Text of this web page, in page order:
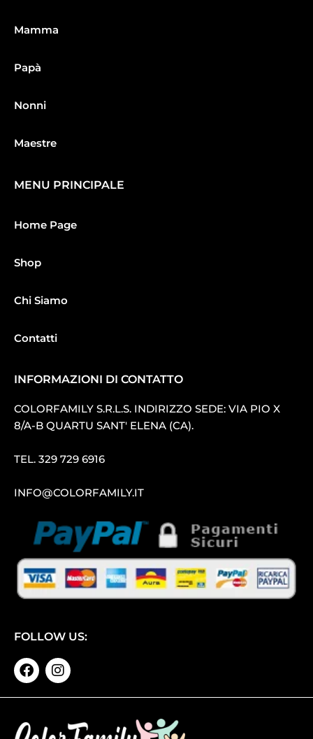
Mamma
Papà
Nonni
Maestre
MENU PRINCIPALE
Home Page
Shop
Chi Siamo
Contatti
INFORMAZIONI DI CONTATTO
COLORFAMILY S.R.L.S. INDIRIZZO SEDE: VIA PIO X
8/A-B QUARTU SANT′ ELENA (CA).
TEL. 329 729 6916
INFO@COLORFAMILY.IT
FOLLOW US: